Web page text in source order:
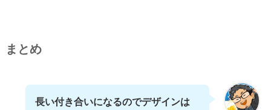
まとめ
長い付き合いになるのでデザインは